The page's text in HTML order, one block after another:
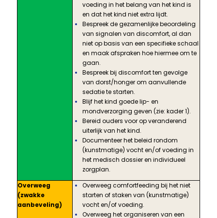
voeding in het belang van het kind is
en dat het kind niet extra lijdt.
Bespreek de gezamenlijke beoordeling
van signalen van discomfort, al dan
niet op basis van een specifieke schaal
en maak afspraken hoe hiermee om te
gaan.
Bespreek bij discomfort ten gevolge
van dorst/honger om aanvullende
sedatie te starten.
Blijf het kind goede lip- en
mondverzorging geven (zie: kader 1).
Bereid ouders voor op veranderend
uiterlijk van het kind.
Documenteer het beleid rondom
(kunstmatige) vocht en/of voeding in
het medisch dossier en individueel
zorgplan.
Overweeg
(zwakke
aanbeveling)
Overweeg comfortfeeding bij het niet
starten of staken van (kunstmatige)
vocht en/of voeding.
Overweeg het organiseren van een